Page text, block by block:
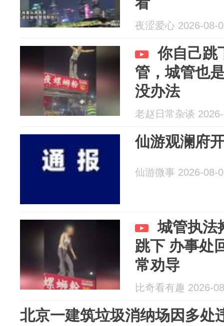
夜涩爱心 2026-08-
你自己跳
管，城管也
没办法
老赵日常杂谈
仙游观澜府
仙游微事 2026-08-
城管执法
跳下 办事处
常劝导
比奇看有趣 2026-
北京一建筑垃圾消纳场因多处